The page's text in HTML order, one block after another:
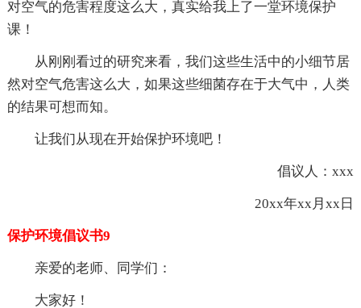
对空气的危害程度这么大，真实给我上了一堂环境保护
课！
从刚刚看过的研究来看，我们这些生活中的小细节居
然对空气危害这么大，如果这些细菌存在于大气中，人类
的结果可想而知。
让我们从现在开始保护环境吧！
倡议人：xxx
20xx年xx月xx日
保护环境倡议书9
亲爱的老师、同学们：
大家好！